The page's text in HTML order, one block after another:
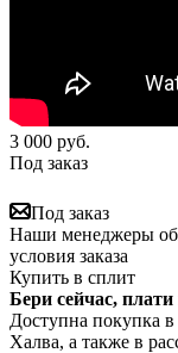
3 000 руб.
Под заказ
Под заказ
Наши менеджеры
условия заказа
Купить в сплит
Бери сейчас,
Доступна покупка
Халва, а также в